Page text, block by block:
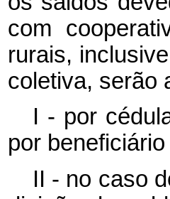
com
rurais,
coletiva, serão
I - por
por
II - no caso